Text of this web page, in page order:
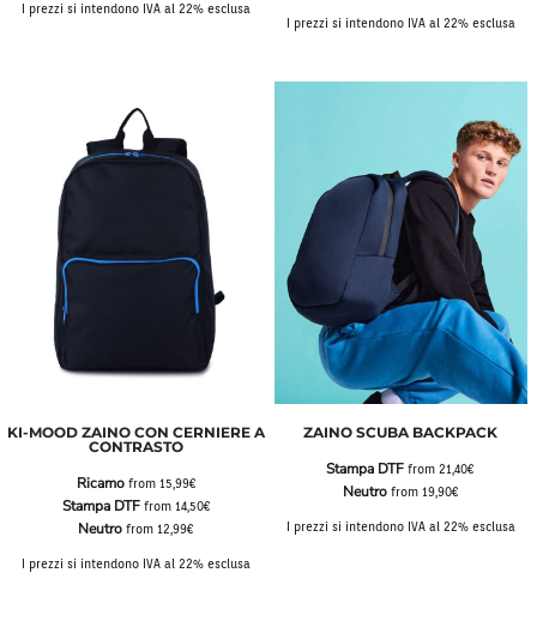
I prezzi si intendono IVA al 22% esclusa
I prezzi si intendono IVA al 22% esclusa
KI-MOOD ZAINO CON CERNIERE A
CONTRASTO
Ricamofrom 15,99€
Stampa DTFfrom 14,50€
Neutro from12,99€
I prezzi si intendono IVA al 22% esclusa
ZAINO SCUBA BACKPACK
Stampa DTF from 21,40€
Neutrofrom 19,90€
I prezzi si intendono IVA al 22% esclusa